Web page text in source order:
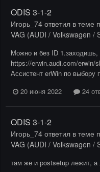
ODIS 3-1-2
Игорь_74 ответил в теме
VAG (AUDI / Volkswagen /
Можно и без ID 1.заходишь,
https://erwin.audi.com/erwin/
Ассистент erWin по выбору
20 июня 2022
24
ODIS 3-1-2
Игорь_74 ответил в теме
VAG (AUDI / Volkswagen /
там же и postsetup лежит, а